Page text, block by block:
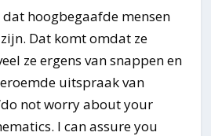
dat hoogbegaafde mensen
Dat komt omdat ze
ze ergens van snappen en
uitspraak van
not worry about your
I can assure you